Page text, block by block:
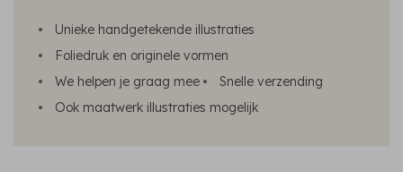
Unieke handgetekende illustraties
Foliedruk en originele vormen
We helpen je graag mee
Snelle verzending
Ook maatwerk illustraties mogelijk